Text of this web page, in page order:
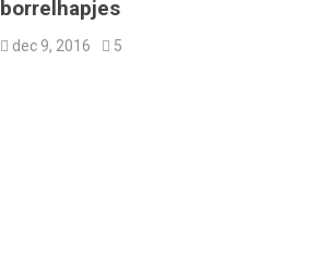
borrelhapjes
dec 9, 2016 5